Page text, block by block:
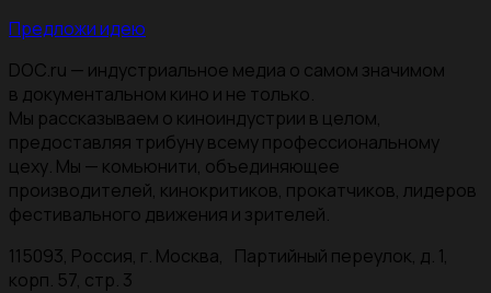
Предложи идею
DOC.ru — индустриальное медиа о самом значимом
в документальном кино и не только.
Мы рассказываем о киноиндустрии в целом,
предоставляя трибуну всему профессиональному
цеху. Мы — комьюнити, объединяющее
производителей, кинокритиков, прокатчиков, лидеров
фестивального движения и зрителей.
115093, Россия, г. Москва, Партийный переулок, д. 1,
корп. 57, стр. 3